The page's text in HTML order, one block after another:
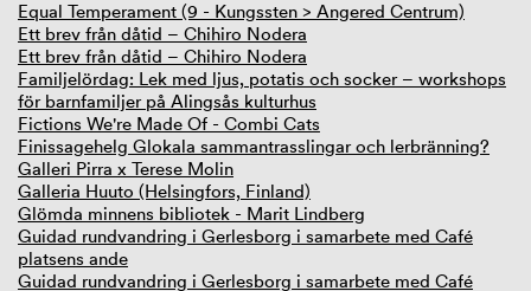
Equal Temperament (9 - Kungssten > Angered Centrum)
Ett brev från dåtid – Chihiro Nodera
Ett brev från dåtid – Chihiro Nodera
Familjelördag: Lek med ljus, potatis och socker – workshops
för barnfamiljer på Alingsås kulturhus
Fictions We're Made Of - Combi Cats
Finissagehelg Glokala sammantrasslingar och lerbränning?
Galleri Pirra x Terese Molin
Galleria Huuto (Helsingfors, Finland)
Glömda minnens bibliotek - Marit Lindberg
Guidad rundvandring i Gerlesborg i samarbete med Café
platsens ande
Guidad rundvandring i Gerlesborg i samarbete med Café